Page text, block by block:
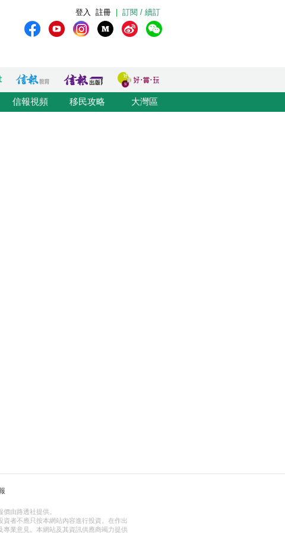
訂閱 / 續訂
註冊
登入
信報視頻 移民攻略 大灣區
由路透社提供。
者不應只按本網站內容進行投資。在作出
業意見。本網站及其資訊供應商竭力提供